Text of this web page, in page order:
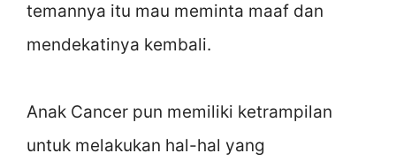
temannya itu mau meminta maaf dan
mendekatinya kembali.
Anak Cancer pun memiliki ketrampilan
untuk melakukan hal-hal yang